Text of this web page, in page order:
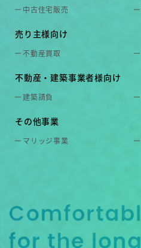
中古住宅販売
売り主様向け
不動産買取
不動産・建築事業者様向け
建築請負
その他事業
マリッジ事業